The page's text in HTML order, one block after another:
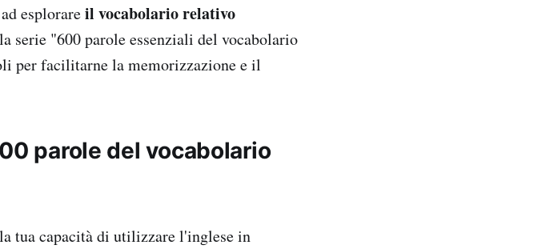
esplorareil vocabolario relativo
serie "600 parole essenziali del vocabolario
per facilitarne la memorizzazione e il
parole del vocabolario
tua capacità di utilizzare l'inglese in